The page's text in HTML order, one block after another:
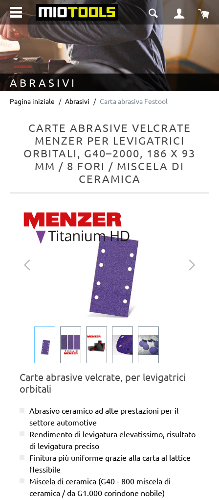
principale Il
ABRASIVI
Pagina iniziale Abrasivi Carta abrasiva Festool
CARTE ABRASIVE VELCRATE
MENZER PER LEVIGATRICI
ORBITALI, G40–2000, 186 X 93
MM / 8 FORI / MISCELA DI
CERAMICA
Salta la galleria di immagini
Carte abrasive velcrate, per levigatrici
orbitali
Abrasivo ceramico ad alte prestazioni per il
settore automotive
Rendimento di levigatura elevatissimo, risultato
di levigatura preciso
Finitura più uniforme grazie alla carta al lattice
flessibile
Miscela di ceramica (G40 - 800 miscela di
ceramica / da G1.000 corindone nobile)